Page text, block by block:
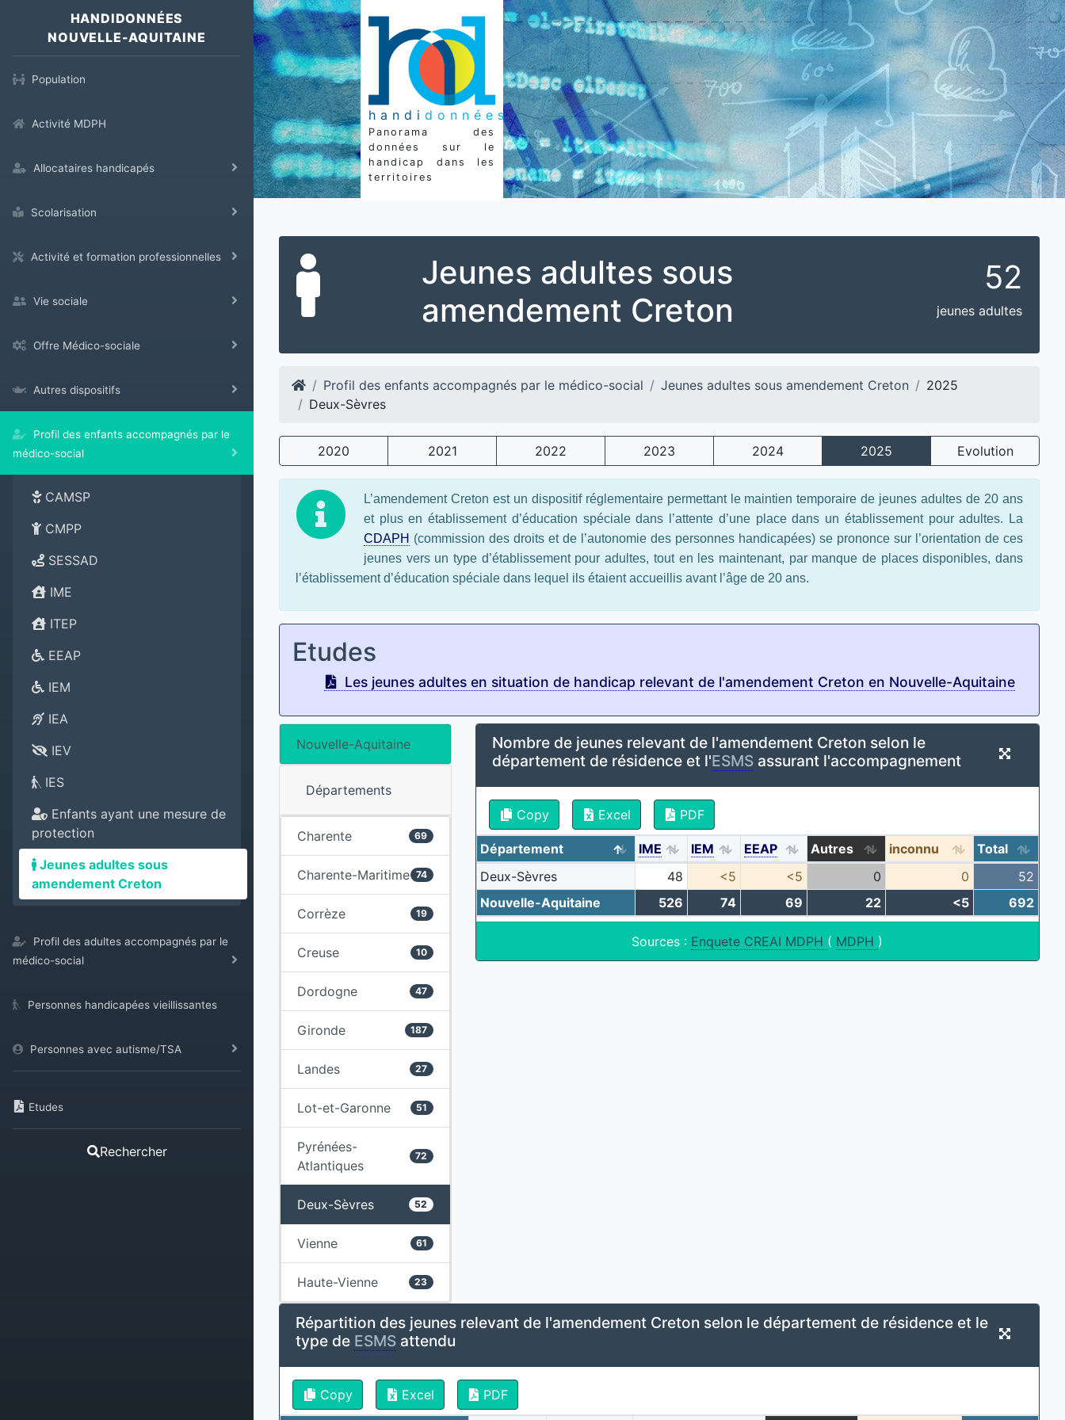
HANDIDONNÉES
NOUVELLE-AQUITAINE
Population
Activité MDPH
Allocataires handicapés
Scolarisation
Activité et formation professionnelles
Vie sociale
Offre Médico-sociale
Autres dispositifs
Profil des enfants accompagnés par le
médico-social
CAMSP
CMPP
SESSAD
IME
ITEP
EEAP
IEM
IEA
IEV
IES
Enfants ayant une mesure de
protection
Jeunes adultes sous
amendement Creton
Profil des adultes accompagnés par le
médico-social
Personnes handicapées vieillissantes
Personnes avec autisme/TSA
Etudes
Rechercher
handi données
Panorama des
données sur le
handicap dans les
territoires
Jeunes adultes sous
amendement Creton
52
jeunes adultes
Profil des enfants accompagnés par le médico-social Jeunes adultes sous amendement Creton
2025
Deux-Sèvres
2020 2021 2022 2023 2024 2025 Evolution
L’amendement Creton est un dispositif réglementaire permettant le maintien temporaire de jeunes adultes de 20 ans
et plus en établissement d’éducation spéciale dans l’attente d’une place dans un établissement pour adultes. La
CDAPH (commission des droits et de l’autonomie des personnes handicapées) se prononce sur l’orientation de ces
jeunes vers un type d’établissement pour adultes, tout en les maintenant, par manque de places disponibles, dans
l’établissement d’éducation spéciale dans lequel ils étaient accueillis avant l’âge de 20 ans.
Etudes
Les jeunes adultes en situation de handicap relevant de l'amendement Creton en Nouvelle-Aquitaine
Nouvelle-Aquitaine
Départements
Charente 69
Charente-Maritime 74
Corrèze 19
Creuse 10
Dordogne 47
Gironde 187
Landes 27
Lot-et-Garonne 51
Pyrénées-
Atlantiques
72
Deux-Sèvres 52
Vienne 61
Haute-Vienne 23
Nombre de jeunes relevant de l'amendement Creton selon le
département de résidence et l'ESMSassurant l'accompagnement
Copy Excel PDF
Département IME IEM EEAP Autres inconnu
Total
Deux-Sèvres
48 <5 <5 0 0
52
Nouvelle-Aquitaine
526 74 69 22 <5 692
Sources : Enquete CREAI MDPH ( MDPH )
Répartition des jeunes relevant de l'amendement Creton selon le département de résidence et le
type de ESMS attendu
Copy Excel PDF